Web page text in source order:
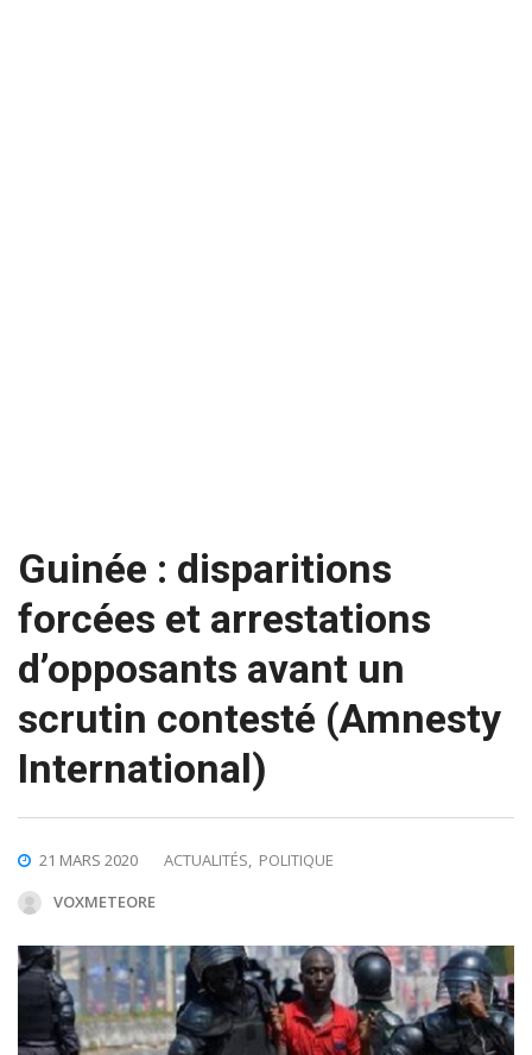
Guinée : disparitions
forcées et arrestations
d’opposants avant un
scrutin contesté (Amnesty
International)
21 MARS 2020 ACTUALITÉS, POLITIQUE
VOXMETEORE